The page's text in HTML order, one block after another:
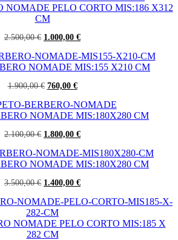
era:
2.000,00 €.
è:
NOMADE PELO CORTO MIS:186 X312
CM
2.500,00€ Il
originale
era:
1.000,00 €Il
attuale
è:
NOMADE MIS:155 X210 CM
1.900,00€ Il
originale
era:
760,00 €Il
attuale
è:
NOMADE MIS:180X280 CM
2.100,00€ Il
originale
era:
1.800,00 €Il
attuale
è:
NOMADE MIS:180X280 CM
3.500,00€ Il
originale
era:
3.500,00 €.
1.400,00 €Il
attuale
1.400,00 €.
NOMADE PELO CORTO MIS:185 X
282 CM